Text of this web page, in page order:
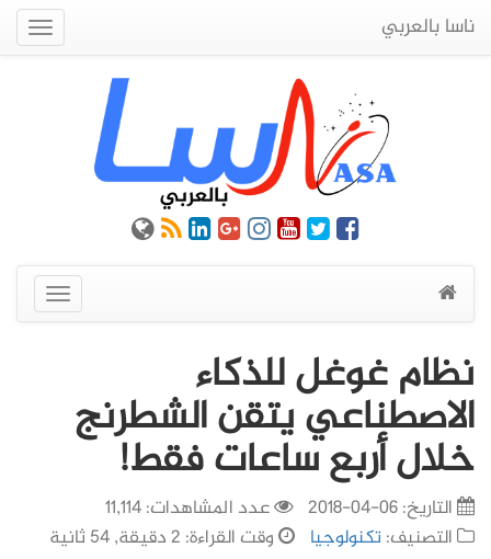
ناسا بالعربي
عرض
القائمة
نظام غوغل للذكاء
الاصطناعي يتقن الشطرنج
خلال أربع ساعات فقط!
التاريخ:06-04-2018
عدد المشاهدات: 11,114
التصنيف:تكنولوجيا وقت القراءة: 2 دقيقة, 54 ثانية